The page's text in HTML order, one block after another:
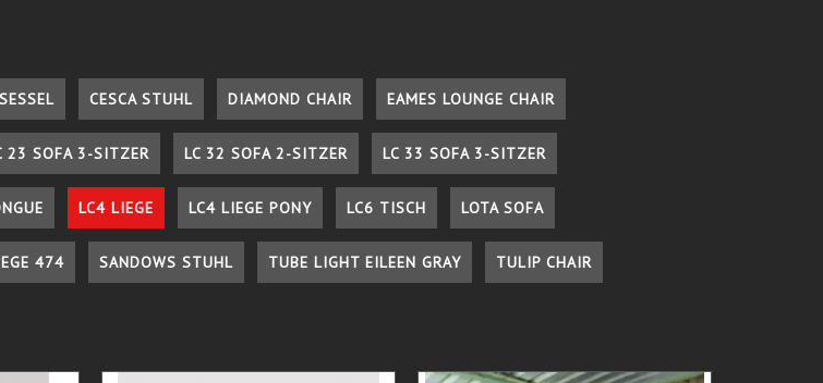
CESCA STUHL DIAMOND CHAIR EAMES LOUNGE CHAIR
23 SOFA 3-SITZER LC 32 SOFA 2-SITZER LC 33 SOFA 3-SITZER
LC4 LIEGE LC4 LIEGE PONY LC6 TISCH LOTA SOFA
474 SANDOWS STUHL TUBE LIGHT EILEEN GRAY TULIP CHAIR